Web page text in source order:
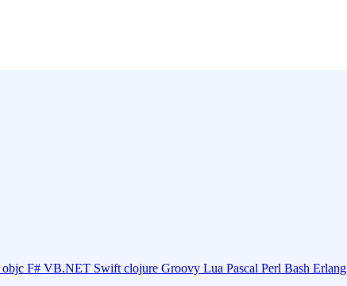
objc F# VB.NET Swift clojure Groovy Lua Pascal Perl Bash Erlang